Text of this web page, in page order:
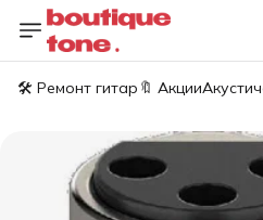
🛠️ Ремонт гитар 🔖 Акции